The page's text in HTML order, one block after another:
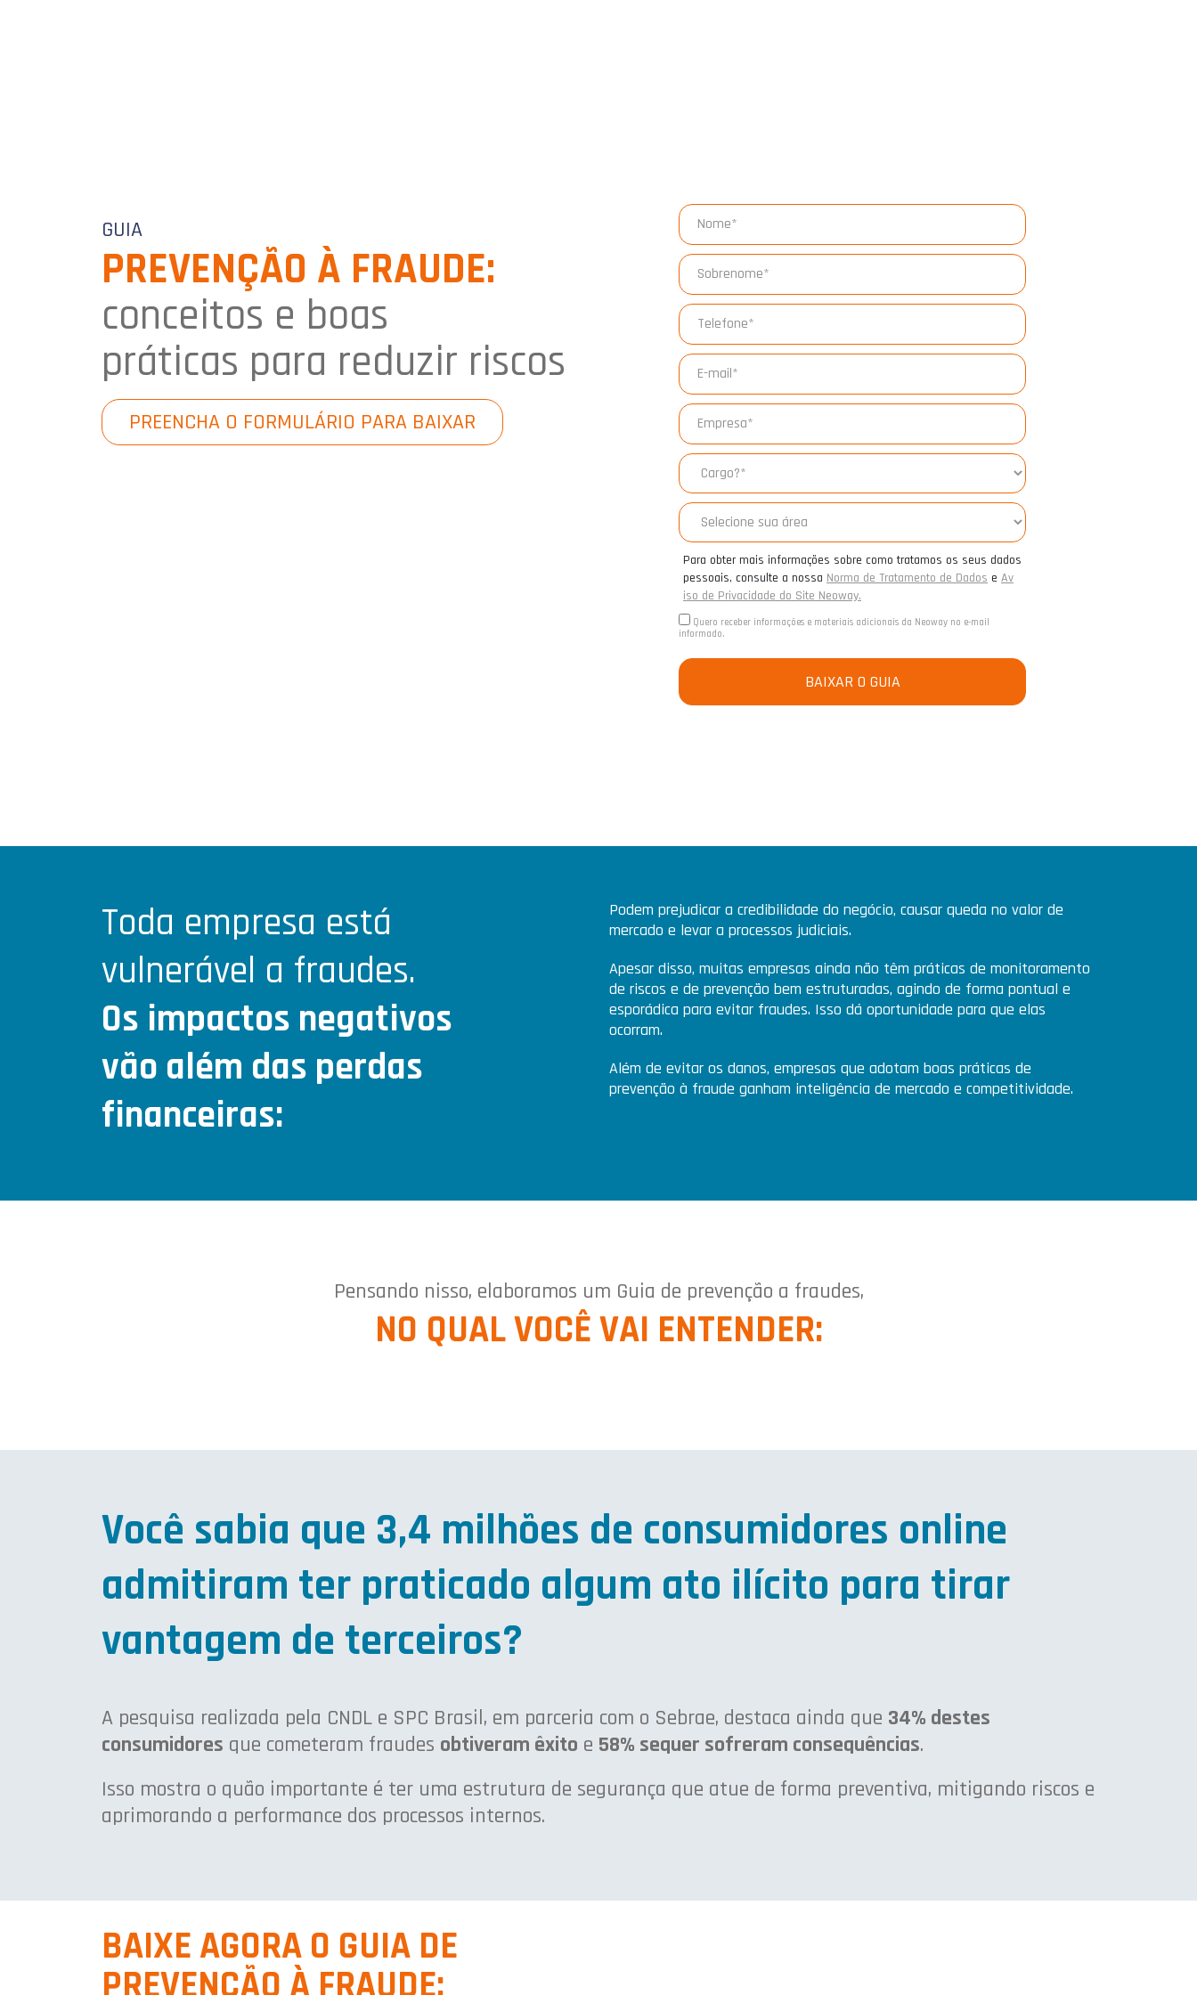
GUIA
PREVENÇÃO À FRAUDE:
conceitos e boas
práticas para reduzir riscos
PREENCHA O FORMULÁRIO PARA BAIXAR
Para obter mais informações sobre como tratamos os seus dados
pessoais, consulte a nossa Norma de Tratamento de Dados e Av
iso de Privacidade do Site Neoway.
Quero receber informações e materiais adicionais da Neoway no e-mail
informado.
BAIXAR O GUIA
Toda empresa está
vulnerável a fraudes.
Os impactos negativos
vão além das perdas
financeiras:
Podem prejudicar a credibilidade do negócio, causar queda no valor de
mercado e levar a processos judiciais.
Apesar disso, muitas empresas ainda não têm práticas de monitoramento
de riscos e de prevenção bem estruturadas, agindo de forma pontual e
esporádica para evitar fraudes. Isso dá oportunidade para que elas
ocorram.
Além de evitar os danos, empresas que adotam boas práticas de
prevenção à fraude ganham inteligência de mercado e competitividade.
Pensando nisso, elaboramos um Guia de prevenção a fraudes,
NO QUAL VOCÊ VAI ENTENDER:
Você sabia que 3,4 milhões de consumidores online
admitiram ter praticado algum ato ilícito para tirar
vantagem de terceiros?
A pesquisa realizada pela CNDL e SPC Brasil, em parceria com o Sebrae, destaca ainda que 34% destes
consumidores que cometeram fraudes obtiveram êxito e 58% sequer sofreram consequências.
Isso mostra o quão importante é ter uma estrutura de segurança que atue de forma preventiva, mitigando riscos e
aprimorando a performance dos processos internos.
BAIXE AGORA O GUIA DE